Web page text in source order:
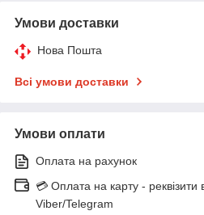
Умови доставки
Нова Пошта
Всі умови доставки
Умови оплати
Оплата на рахунок
💳 Оплата на карту - реквізити
Viber/Telegram